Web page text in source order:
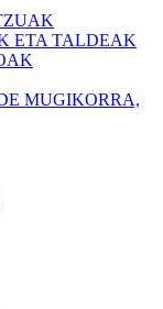
ETA TALDEAK
MUGIKORRA,